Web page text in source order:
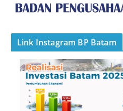
Link Instagram BP Batam